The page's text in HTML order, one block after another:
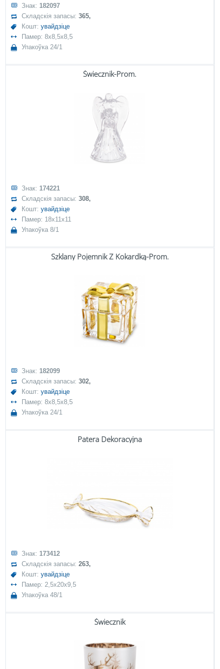
Знак: 182097
Складскія запасы:365,
Кошт:увайдзіце
Памер: 8x8,5x8,5
Упакоўка 24/1
Świecznik-Prom.
Знак: 174221
Складскія запасы:308,
Кошт:увайдзіце
Памер: 18x11x11
Упакоўка 8/1
Szklany Pojemnik Z Kokardką-Prom.
Знак: 182099
Складскія запасы:302,
Кошт:увайдзіце
Памер: 8x8,5x8,5
Упакоўка 24/1
Patera Dekoracyjna
Знак: 173412
Складскія запасы:263,
Кошт:увайдзіце
Памер: 2,5x20x9,5
Упакоўка 48/1
Świecznik